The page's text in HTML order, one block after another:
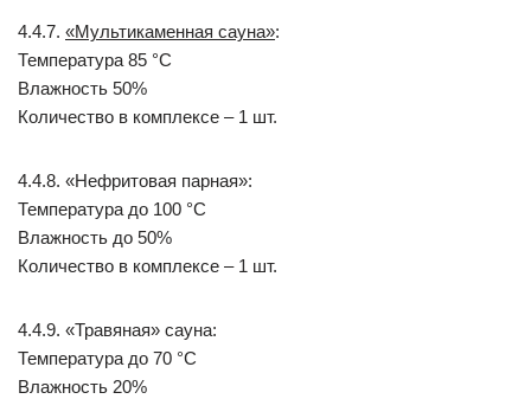
4.4.7. «Мультикаменная сауна»:
Температура 85 °С
Влажность 50%
Количество в комплексе – 1 шт.
4.4.8. «Нефритовая парная»:
Температура до 100 °С
Влажность до 50%
Количество в комплексе – 1 шт.
4.4.9. «Травяная» сауна:
Температура до 70 °С
Влажность 20%